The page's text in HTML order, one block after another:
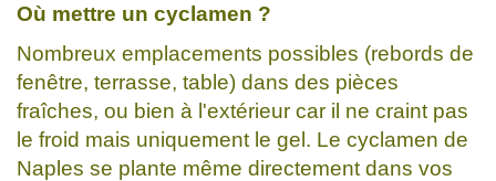
Où mettre un cyclamen ?
Nombreux emplacements possibles (rebords de
fenêtre, terrasse, table) dans des pièces
fraîches, ou bien à l'extérieur car il ne craint pas
le froid mais uniquement le gel. Le cyclamen de
Naples se plante même directement dans vos